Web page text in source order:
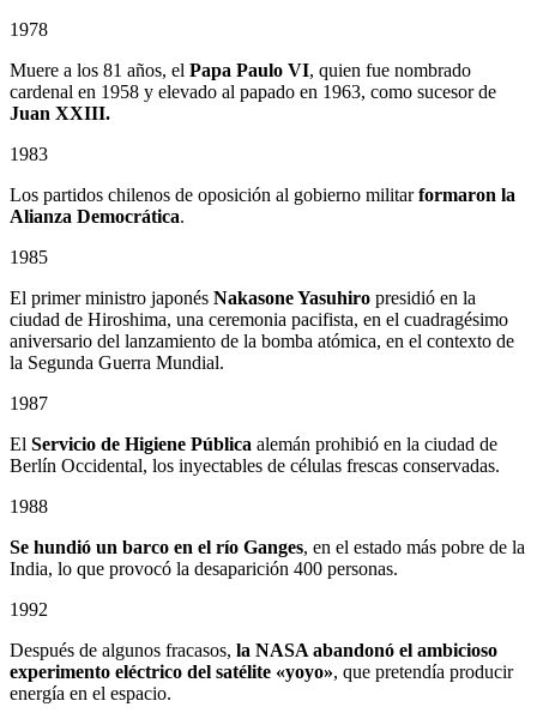
1978
Muere a los 81 años, el Papa Paulo VI, quien fue nombrado
cardenal en 1958 y elevado al papado en 1963, como sucesor de
Juan XXIII.
1983
Los partidos chilenos de oposición al gobierno militarformaron la
Alianza Democrática.
1985
El primer ministro japonés Nakasone Yasuhiro presidió en la
ciudad de Hiroshima, una ceremonia pacifista, en el cuadragésimo
aniversario del lanzamiento de la bomba atómica, en el contexto de
la Segunda Guerra Mundial.
1987
El Servicio de Higiene Pública alemán prohibió en la ciudad de
Berlín Occidental, los inyectables de células frescas conservadas.
1988
Se hundió un barco en el río Ganges, en el estado más pobre de la
India, lo que provocó la desaparición 400 personas.
1992
Después de algunos fracasos, la NASA abandonó el ambicioso
experimento eléctrico del satélite «yoyo», que pretendía producir
energía en el espacio.